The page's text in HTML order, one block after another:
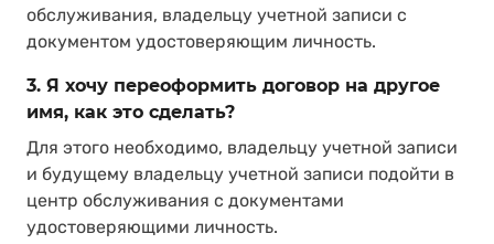
обслуживания, владельцу учетной записи с
документом удостоверяющим личность.
3. Я хочу переоформить договор на другое
имя, как это сделать?
Для этого необходимо, владельцу учетной записи
и будущему владельцу учетной записи подойти в
центр обслуживания с документами
удостоверяющими личность.